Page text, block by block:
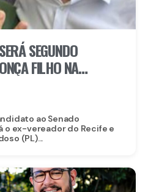
SEGUNDO
FILHO NA
ao Senado
o ex-vereador do Recife e
(PL)...